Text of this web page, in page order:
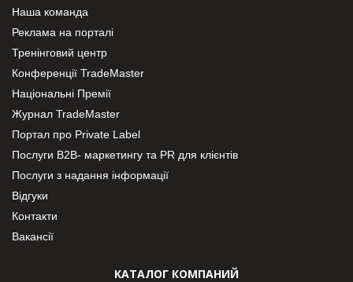
Наша команда
Реклама на порталі
Тренінговий центр
Конференції TradeMaster
Національні Премії
Журнал TradeMaster
Портал про Private Label
Послуги В2В- маркетингу та PR для клієнтів
Послуги з надання інформації
Відгуки
Контакти
Вакансії
КАТАЛОГ КОМПАНИЙ